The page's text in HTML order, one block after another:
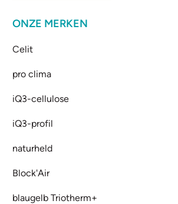
ONZE MERKEN
Celit
pro clima
iQ3-cellulose
iQ3-profil
naturheld
Block'Air
blaugelb Triotherm+